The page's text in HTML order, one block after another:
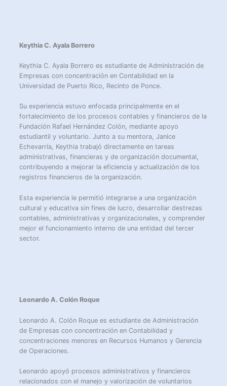
Keythia C. Ayala Borrero
Keythia C. Ayala Borrero es estudiante de Administración de
Empresas con concentración en Contabilidad en la
Universidad de Puerto Rico, Recinto de Ponce.
Su experiencia estuvo enfocada principalmente en el
fortalecimiento de los procesos contables y financieros de la
Fundación Rafael Hernández Colón, mediante apoyo
estudiantil y voluntario. Junto a su mentora, Janice
Echevarría, Keythia trabajó directamente en tareas
administrativas, financieras y de organización documental,
contribuyendo a mejorar la eficiencia y actualización de los
registros financieros de la organización.
Esta experiencia le permitió integrarse a una organización
cultural y educativa sin fines de lucro, desarrollar destrezas
contables, administrativas y organizacionales, y comprender
mejor el funcionamiento interno de una entidad del tercer
sector.
Leonardo A. Colón Roque
Leonardo A. Colón Roque es estudiante de Administración
de Empresas con concentración en Contabilidad y
concentraciones menores en Recursos Humanos y Gerencia
de Operaciones.
Leonardo apoyó procesos administrativos y financieros
relacionados con el manejo y valorización de voluntarios